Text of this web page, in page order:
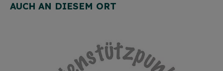
AUCH AN DIESEM ORT